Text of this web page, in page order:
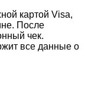
картой Visa,
После
чек.
все данные о